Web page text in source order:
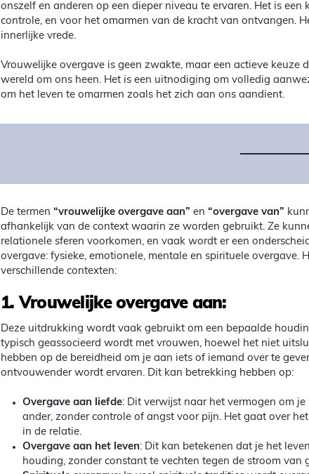
onszelf en anderen op een dieper niveau te ervaren. Het is
controle, en voor het omarmen van de kracht van ontvangen.
innerlijke vrede.
Vrouwelijke overgave is geen zwakte, maar een actieve keuze
wereld om ons heen. Het is een uitnodiging om volledig
om het leven te omarmen zoals het zich aan ons aandient.
De termen “vrouwelijke overgave aan” en “overgave van”
afhankelijk van de context waarin ze worden gebruikt. Ze
relationele sferen voorkomen, en vaak wordt er een
overgave: fysieke, emotionele, mentale en spirituele overgave.
verschillende contexten:
1. Vrouwelijke overgave aan:
Deze uitdrukking wordt vaak gebruikt om een bepaalde
typisch geassocieerd wordt met vrouwen, hoewel het niet
hebben op de bereidheid om je aan iets of iemand over te
ontvouwender wordt ervaren. Dit kan betrekking hebben op:
Overgave aan liefde: Dit verwijst naar het vermogen om
ander, zonder controle of angst voor pijn. Het gaat over
in de relatie.
Overgave aan het leven: Dit kan betekenen dat je het
houding, zonder constant te vechten tegen de stroom van